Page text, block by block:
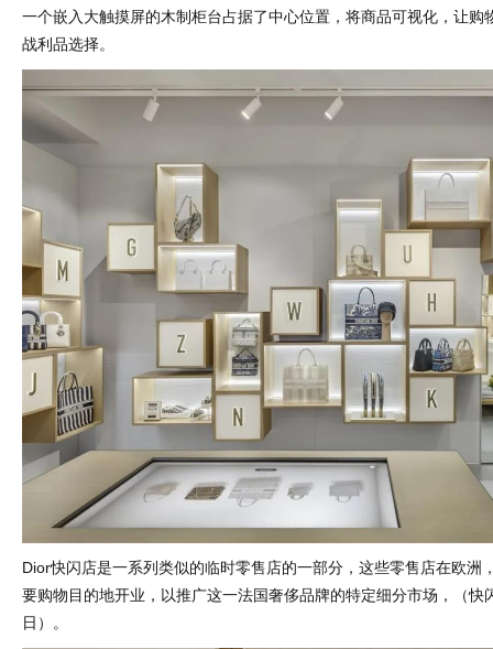
一个嵌入大触摸屏的木制柜台占据了中心位置，将商品可视化，让购
战利品选择。
Dior快闪店是一系列类似的临时零售店的一部分，这些零售店在欧洲
要购物目的地开业，以推广这一法国奢侈品牌的特定细分市场，（快
日）。